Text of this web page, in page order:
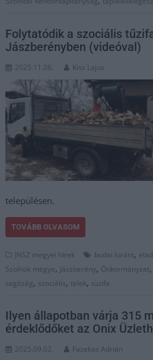
Folytatódik a szociális
Jászberényben (videóval)
2025.11.06. Kiss Lajos
településen.
TOVÁBB OLVASOM
JNSZ megyei hírek budai loránt,
Szolnok megye, Jászberény, Önkormányzat,
segítség, szociális, telek, tüzifa
Ilyen állapotban várja 315
érdeklődőket az Onix
2025.09.02. Fazekas Adrián